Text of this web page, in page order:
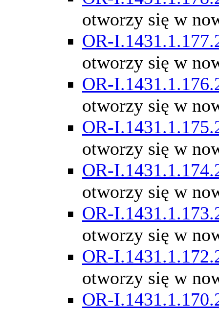
otworzy się w
OR-
otworzy się w
OR-
otworzy się w
OR-
otworzy się w
OR-
otworzy się w
OR-
otworzy się w
OR-
otworzy się w
OR-